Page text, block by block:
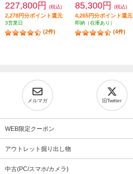
227,800円 (税込)
2,278円分ポイント還元
3営業日
(2件)
85,300円 (税込)
4,265円分ポイント還元
即納（在庫あり）
(4件)
メルマガ 旧Twitter
WEB限定クーポン
アウトレット掘り出し物
中古(PC/スマホ/カメラ)